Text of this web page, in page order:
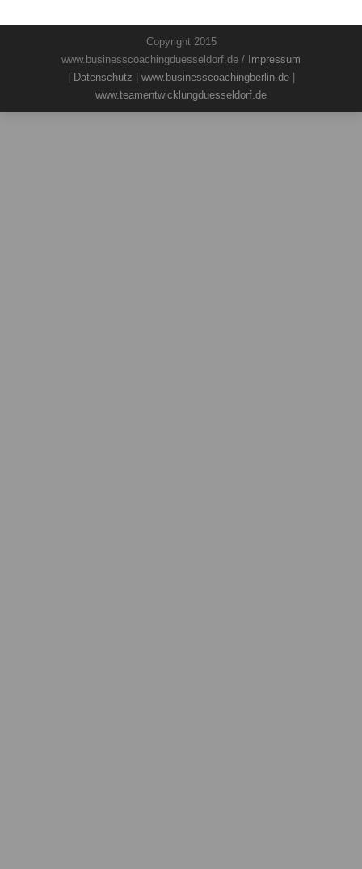
Copyright 2015
www.businesscoachingduesseldorf.de / Impressum
Datenschutz www.businesscoachingberlin.de|
www.teamentwicklungduesseldorf.de